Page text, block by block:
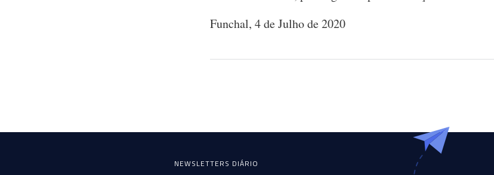
Funchal, 4 de Julho de 2020
NEWSLETTERS DIÁRIO